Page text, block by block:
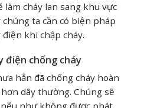
cháy lan sang khu vực
chúng ta cần có biện pháp
khi chập cháy.
điện chống cháy
hẳn đã chống cháy hoàn
dây thường. Chúng sẽ